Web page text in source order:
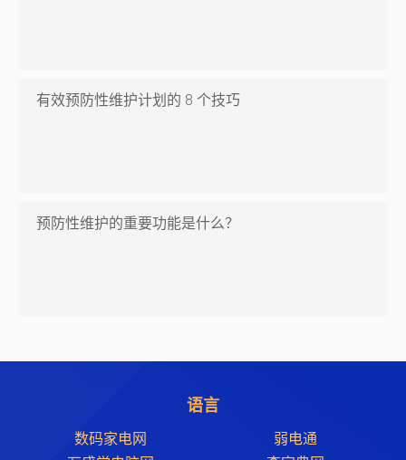
有效预防性维护计划的 8 个技巧
预防性维护的重要功能是什么？
语言
数码家电网
弱电通